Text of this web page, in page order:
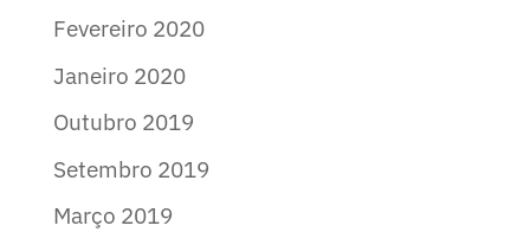
Fevereiro 2020
Janeiro 2020
Outubro 2019
Setembro 2019
Março 2019